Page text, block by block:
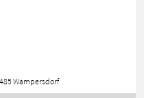
Wampersdorf